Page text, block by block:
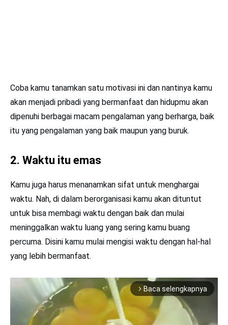
Coba kamu tanamkan satu motivasi ini dan nantinya kamu
akan menjadi pribadi yang bermanfaat dan hidupmu akan
dipenuhi berbagai macam pengalaman yang berharga, baik
itu yang pengalaman yang baik maupun yang buruk.
2. Waktu itu emas
Kamu juga harus menanamkan sifat untuk menghargai
waktu. Nah, di dalam berorganisasi kamu akan dituntut
untuk bisa membagi waktu dengan baik dan mulai
meninggalkan waktu luang yang sering kamu buang
percuma. Disini kamu mulai mengisi waktu dengan hal-hal
yang lebih bermanfaat.
arrow_forward_ios Baca selengkapnya